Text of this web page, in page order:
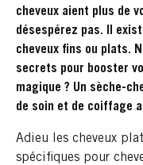
cheveux aient plus de
désespérez pas. Il
cheveux fins ou plats.
secrets pour booster
magique ? Un sèche-
de soin et de coiffage
Adieu les cheveux
spécifiques pour